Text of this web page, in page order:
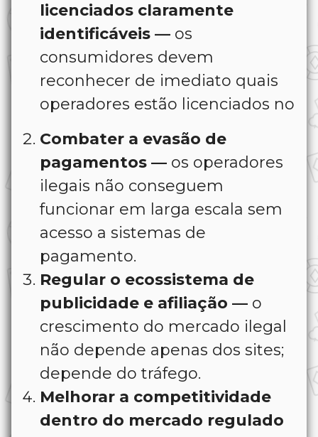
licenciados claramente
identificáveis — os
consumidores devem
reconhecer de imediato quais
operadores estão licenciados no
Combater a evasão de
pagamentos — os operadores
ilegais não conseguem
funcionar em larga escala sem
acesso a sistemas de
pagamento.
Regular o ecossistema de
publicidade e afiliação — o
crescimento do mercado ilegal
não depende apenas dos sites;
depende do tráfego.
Melhorar a competitividade
dentro do mercado regulado